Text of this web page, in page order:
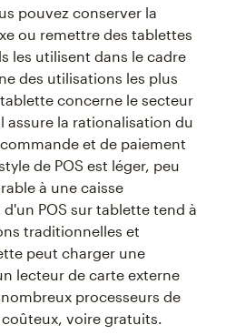
pouvez conserver la
ou remettre des tablettes
les utilisent dans le cadre
des utilisations les plus
concerne le secteur
assure la rationalisation du
et de paiement
de POS est léger, peu
à une caisse
POS sur tablette tend à
traditionnelles et
peut charger une
lecteur de carte externe
processeurs de
voire gratuits.